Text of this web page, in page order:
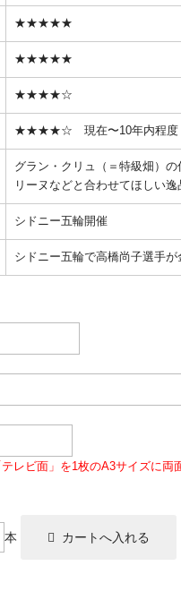
★★★★★
★★★★★
★★★★☆
★★★★☆ 現在〜10年内程度
グラン・クリュ（＝特級畑）
リーヌなどと合わせてほしい逸
シドニー五輪開催
シドニー五輪で高橋尚子選手が
レビ面」を1枚のA3サイズに両
本